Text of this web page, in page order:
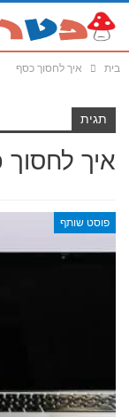
בית איך לחסוך כסף
תגית
איך
פוסט שותף